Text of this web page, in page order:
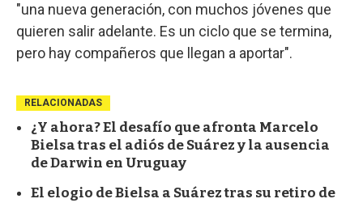
"una nueva generación, con muchos jóvenes que
quieren salir adelante. Es un ciclo que se termina,
pero hay compañeros que llegan a aportar".
RELACIONADAS
¿Y ahora? El desafío que afronta Marcelo
Bielsa tras el adiós de Suárez y la ausencia
de Darwin en Uruguay
El elogio de Bielsa a Suárez tras su retiro de